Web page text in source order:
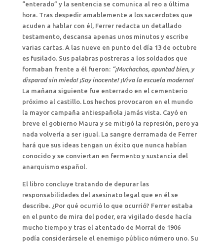
“enterado” y la sentencia se comunica al reo a última
hora. Tras despedir amablemente a los sacerdotes que
acuden a hablar con él, Ferrer redacta un detallado
testamento, descansa apenas unos minutos y escribe
varias cartas. A las nueve en punto del día 13 de octubre
es fusilado. Sus palabras postreras a los soldados que
formaban frente a él fueron: “¡Muchachos, apuntad bien, y
disparad sin miedo! ¡Soy inocente! ¡Viva la escuela moderna!
La mañana siguiente fue enterrado en el cementerio
próximo al castillo. Los hechos provocaron en el mundo
la mayor campaña antiespañola jamás vista. Cayó en
breve el gobierno Maura y se mitigó la represión, pero ya
nada volvería a ser igual. La sangre derramada de Ferrer
hará que sus ideas tengan un éxito que nunca habían
conocido y se conviertan en fermento y sustancia del
anarquismo español.
El libro concluye tratando de depurar las
responsabilidades del asesinato legal que en él se
describe. ¿Por qué ocurrió lo que ocurrió? Ferrer estaba
en el punto de mira del poder, era vigilado desde hacía
mucho tiempo y tras el atentado de Morral de 1906
podía considerársele el enemigo público número uno. Su